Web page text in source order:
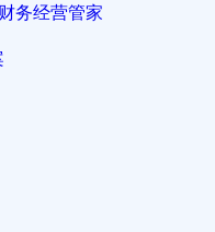
务经营管家